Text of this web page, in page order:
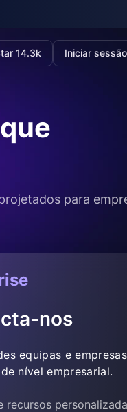
14.3k Iniciar sessão
para
nos
equipas e
nível empresarial.
recursos personalizada